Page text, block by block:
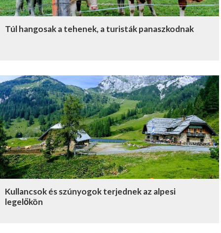
Túl hangosak a tehenek, a turisták panaszkodnak
Kullancsok és szúnyogok terjednek az alpesi
legelőkön